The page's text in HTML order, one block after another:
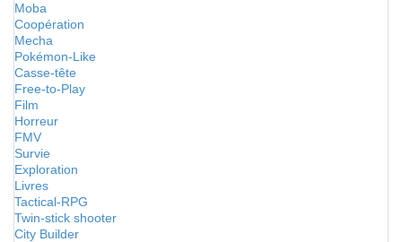
Moba
Coopération
Mecha
Pokémon-Like
Casse-tête
Free-to-Play
Film
Horreur
FMV
Survie
Exploration
Livres
Tactical-RPG
Twin-stick shooter
City Builder